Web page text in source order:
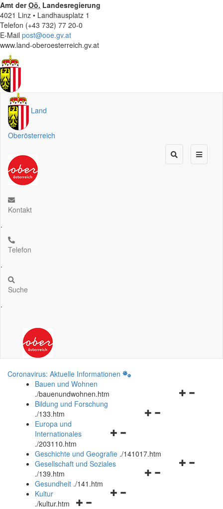
Amt derOö. Landesregierung
4021 Linz • Landhausplatz 1
Telefon (+43 732) 77 20-0
E-Mail post@ooe.gv.at
www.land-oberoesterreich.gv.at
Land
Oberösterreich
Kontakt
.
Telefon
.
Suche
.
Coronavirus: Aktuelle Informationen
Bauen und Wohnen
./bauenundwohnen.htm
Navigationsmenü
Bildung und Forschung
./133.htm
Navigationsmenü
und
schließen
Europa und
Internationales
./203110.htm
Geschichte und Geografie ./141017.htm
Navigationsmenü
Gesellschaft und Soziales
./139.htm
Navigationsmenü
Gesundheit ./141.htm
Navigationsmenü
Kultur
./kultur.htm